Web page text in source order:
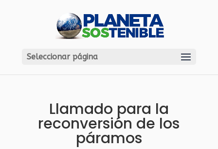
Seleccionar página
Llamado para la
reconversión de los
páramos